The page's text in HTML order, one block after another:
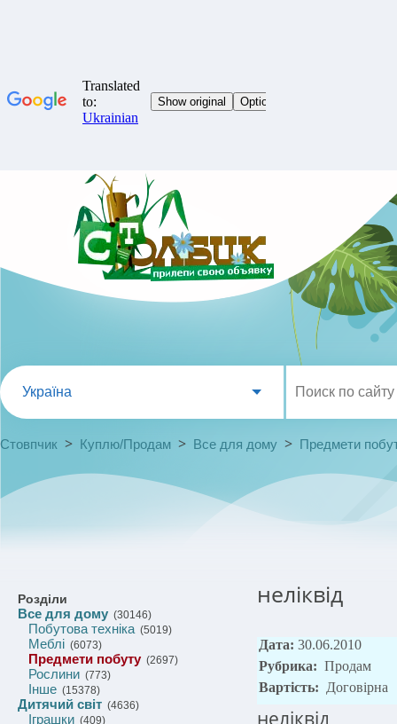
Україна
Стовпчик > Куплю/Продам > Все для дому > Предмети
Розділи
Все для дому (30146)
Побутова техніка(5019)
Меблі (6073)
Предмети побуту (2697)
Рослини (773)
Інше (15378)
Дитячий світ (4636)
Іграшки (409)
неліквід
Дата: 30.06.2010
Рубрика: Продам
Вартість: Договірна
неліквід